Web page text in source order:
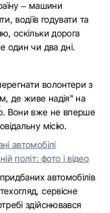
– машини
водіїв годувати та
оскільки дорога
один чи два дні.
волонтери з
де живе надія" на
Вони вже не вперше
місію.
автомобілі
політ: фото і відео
автомобілів
сервісне
здійснювався